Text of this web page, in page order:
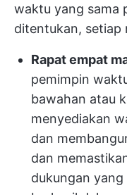
waktu yang sama
ditentukan, setiap
Rapat empat
pemimpin
bawahan atau
menyediakan
dan
dan
dukungan